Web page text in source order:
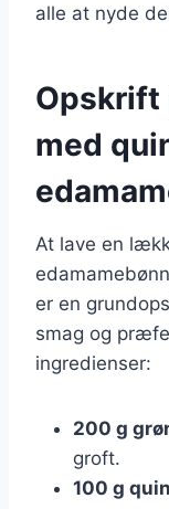
alle at nyde
Opskrift
med
At lave en
er en
smag og
ingredienser:
200 g
groft.
100 g